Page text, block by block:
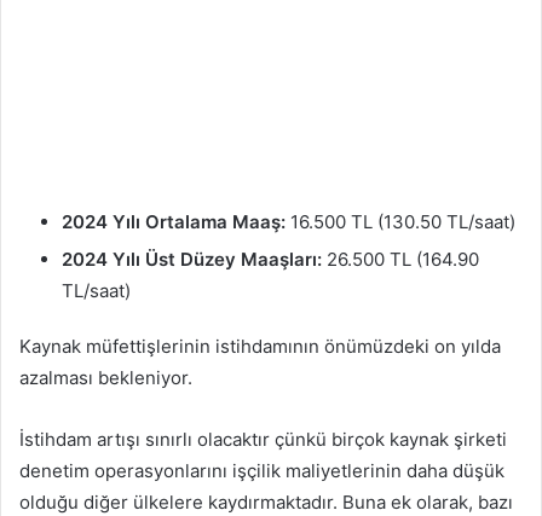
2024 Yılı Ortalama Maaş: 16.500 TL (130.50 TL/saat)
2024 Yılı Üst Düzey Maaşları: 26.500 TL (164.90
TL/saat)
Kaynak müfettişlerinin istihdamının önümüzdeki on yılda
azalması bekleniyor.
İstihdam artışı sınırlı olacaktır çünkü birçok kaynak şirketi
denetim operasyonlarını işçilik maliyetlerinin daha düşük
olduğu diğer ülkelere kaydırmaktadır. Buna ek olarak, bazı